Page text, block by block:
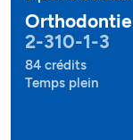
Orthodontie
2-310-1-3
84 crédits
Temps plein